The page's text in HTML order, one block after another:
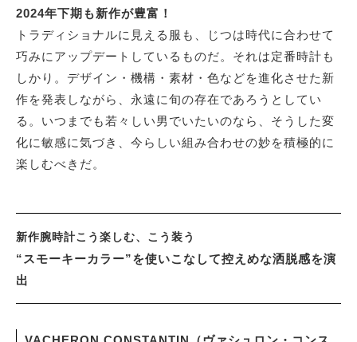
2024年下期も新作が豊富！
トラディショナルに見える服も、じつは時代に合わせて
巧みにアップデートしているものだ。それは定番時計も
しかり。デザイン・機構・素材・色などを進化させた新
作を発表しながら、永遠に旬の存在であろうとしてい
る。いつまでも若々しい男でいたいのなら、そうした変
化に敏感に気づき、今らしい組み合わせの妙を積極的に
楽しむべきだ。
新作腕時計こう楽しむ、こう装う
“スモーキーカラー”を使いこなして控えめな洒脱感を演
出
サイトマップ